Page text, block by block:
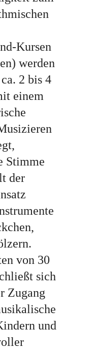
Kursen
werden
2 bis 4
einem
Stimme
der
von 30
sich
Zugang
und